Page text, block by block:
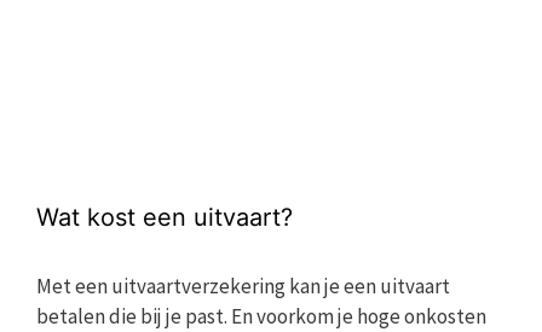
Wat kost een uitvaart?
Met een uitvaartverzekering kan je een uitvaart
betalen die bij je past. En voorkom je hoge onkosten